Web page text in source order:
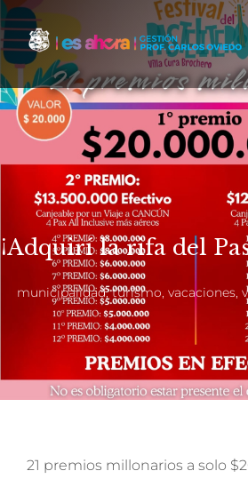
¡Adquirí la rifa del
municipalidad,turismo, vacaciones,
21 premios millonarios a solo